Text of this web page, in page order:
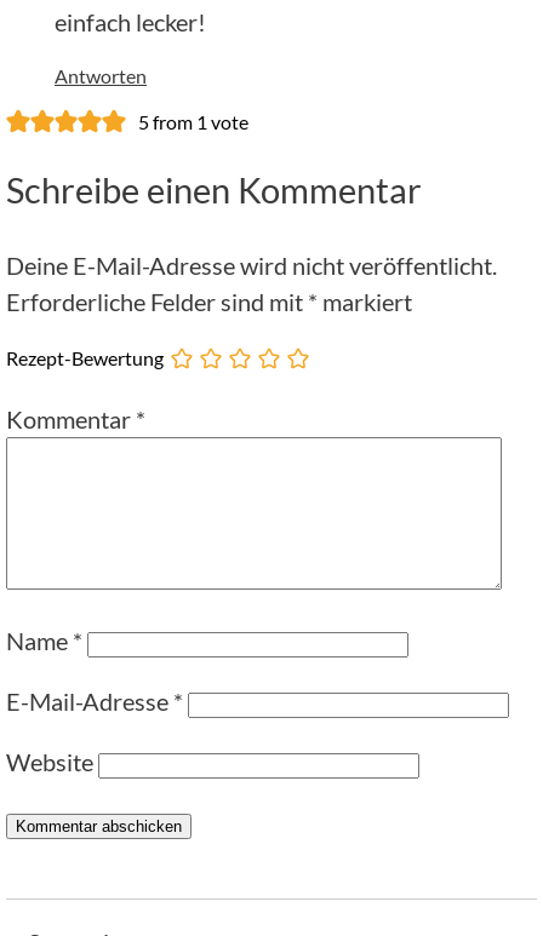
einfach lecker!
Antworten
5 from 1 vote
Schreibe einen Kommentar
Deine E-Mail-Adresse wird nicht veröffentlicht.
Erforderliche Felder sind mit * markiert
Rezept-Bewertung
Kommentar *
Name *
E-Mail-Adresse *
Website